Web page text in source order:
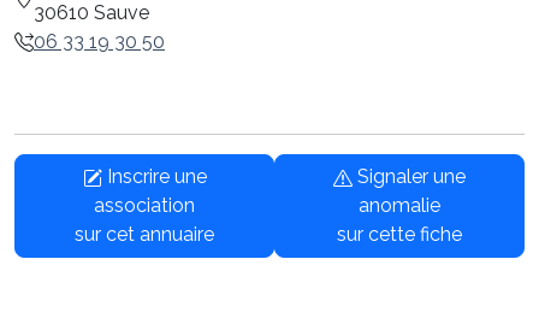
30610 Sauve
06 33 19 30 50
Inscrire une
association
sur cet annuaire
Signaler une
anomalie
sur cette fiche